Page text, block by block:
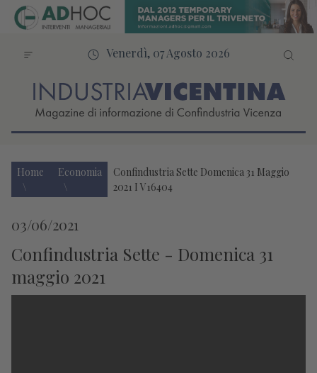
Venerdì, 07 Agosto 2026
Home Economia
Confindustria Sette Domenica 31 Maggio
2021 I V16404
03/06/2021
Confindustria Sette - Domenica 31
maggio 2021